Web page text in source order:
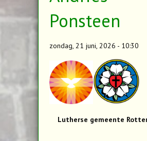
Ponsteen
zondag, 21 juni, 2026 - 10:30
Lutherse gemeente